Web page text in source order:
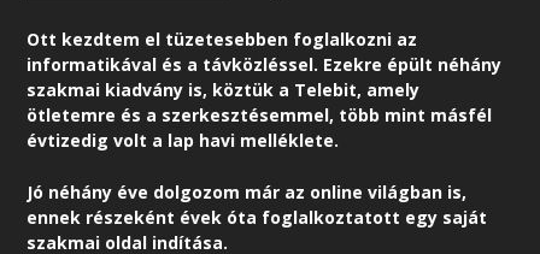
Ott kezdtem el tüzetesebben foglalkozni az
informatikával és a távközléssel. Ezekre épült néhány
szakmai kiadvány is, köztük a Telebit, amely
ötletemre és a szerkesztésemmel, több mint másfél
évtizedig volt a lap havi melléklete.
Jó néhány éve dolgozom már az online világban is,
ennek részeként évek óta foglalkoztatott egy saját
szakmai oldal indítása.